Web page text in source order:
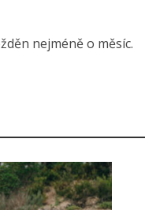
nejméně o měsíc.